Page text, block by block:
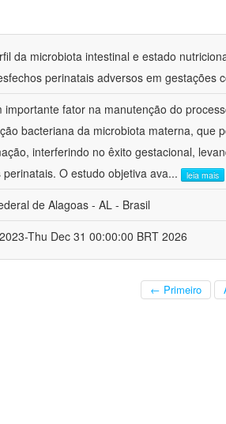
da microbiota intestinal e estado
perinatais adversos em gestações
importante fator na manutenção do
bacteriana da microbiota materna, que
interferindo no êxito gestacional,
O estudo objetiva ava... leia mais
de Alagoas - AL - Brasil
Thu Dec 31 00:00:00 BRT 2026
← Primeiro